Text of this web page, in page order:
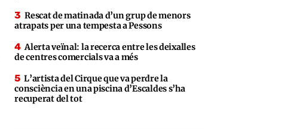
Rescat de matinada d’un grup de menors
atrapats per una tempesta a Pessons
Alerta veïnal: la recerca entre les deixalles
de centres comercials va a més
L’artista del Cirque que va perdre la
consciència en una piscina d’Escaldes s’ha
recuperat del tot